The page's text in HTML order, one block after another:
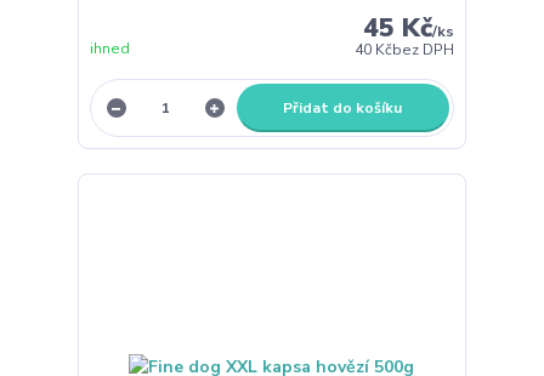
45 Kč/ks
40 Kčbez DPH
ihned
Přidat do košíku